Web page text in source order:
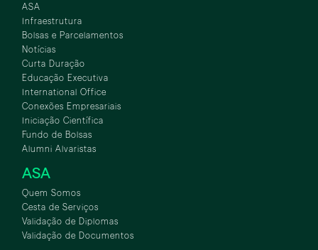
ASA
Infraestrutura
Bolsas e Parcelamentos
Notícias
Curta Duração
Educação Executiva
International Office
Conexões Empresariais
Iniciação Científica
Fundo de Bolsas
Alumni Alvaristas
ASA
Quem Somos
Cesta de Serviços
Validação de Diplomas
Validação de Documentos